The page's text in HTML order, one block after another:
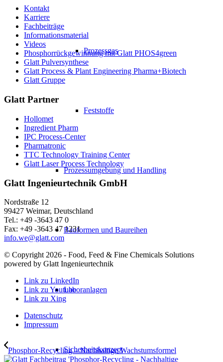
Prozessgas
Feststoffe
Prozessumgebung und Handling
Bauformen und Baureihen
Laboranlagen
Sicherheitskonzept
Kontakt
Karriere
Fachbeiträge
Informationsmaterial
Videos
Phosphorrückgewinnung mit Glatt PHOS4green
Glatt Pulversynthese
Glatt Process & Plant Engineering Pharma+Biotech
Glatt Gruppe
Glatt Partner
Hollomet
Ingredient Pharm
IPC Process-Center
Pharmatronic
TTC Technology Training Center
Glatt Laser Process Technology
Glatt Ingenieurtechnik GmbH
Nordstraße 12
99427 Weimar, Deutschland
Tel.: +49 -3643 47 0
Fax: +49 -3643 47 1231
info.we@glatt.com
© Copyright 2026 - Food, Feed & Fine Chemicals Solutions
powered by Glatt Ingenieurtechnik
Link zu LinkedIn
Link zu Youtube
Link zu Xing
Datenschutz
Impressum
Phosphor-Recycling – Nachhaltige Wachstumsformel